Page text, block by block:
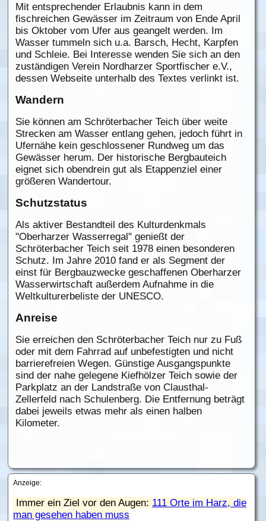
Mit entsprechender Erlaubnis kann in dem
fischreichen Gewässer im Zeitraum von Ende April
bis Oktober vom Ufer aus geangelt werden. Im
Wasser tummeln sich u.a. Barsch, Hecht, Karpfen
und Schleie. Bei Interesse wenden Sie sich an den
zuständigen Verein Nordharzer Sportfischer e.V.,
dessen Webseite unterhalb des Textes verlinkt ist.
Wandern
Sie können am Schröterbacher Teich über weite
Strecken am Wasser entlang gehen, jedoch führt in
Ufernähe kein geschlossener Rundweg um das
Gewässer herum. Der historische Bergbauteich
eignet sich obendrein gut als Etappenziel einer
größeren Wandertour.
Schutzstatus
Als aktiver Bestandteil des Kulturdenkmals
"Oberharzer Wasserregal" genießt der
Schröterbacher Teich seit 1978 einen besonderen
Schutz. Im Jahre 2010 fand er als Segment der
einst für Bergbauzwecke geschaffenen Oberharzer
Wasserwirtschaft außerdem Aufnahme in die
Weltkulturerbeliste der UNESCO.
Anreise
Sie erreichen den Schröterbacher Teich nur zu Fuß
oder mit dem Fahrrad auf unbefestigten und nicht
barrierefreien Wegen. Günstige Ausgangspunkte
sind der nahe gelegene Kiefhölzer Teich sowie der
Parkplatz an der Landstraße von Clausthal-
Zellerfeld nach Schulenberg. Die Entfernung beträgt
dabei jeweils etwas mehr als einen halben
Kilometer.
Anzeige:
Immer ein Ziel vor den Augen: 111 Orte im Harz, die
man gesehen haben muss